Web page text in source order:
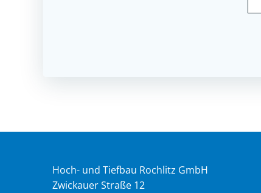
Hoch- und Tiefbau Rochlitz GmbH
Zwickauer Straße 12